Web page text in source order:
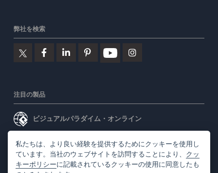
弊社を検索
注目の製品
ビジュアルパラダイム・オンライン
ビジュアルパラダイムデスクトップ
私たちは、より良い経験を提供するためにクッキーを使用し
ています。当社のウェブサイトを訪問することにより、 クッ
キーポリシーに記載されているクッキーの使用に同意したも